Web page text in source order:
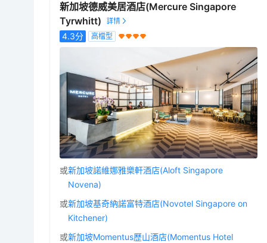
新加坡德威美居酒店(Mercure Singapore
Tyrwhitt)
4.3分 高檔型
或新加坡諾維娜雅樂軒酒店(Aloft Singapore
Novena)
或新加坡基奇納諾富特酒店(Novotel Singapore on
Kitchener)
或新加坡Momentus歷山酒店(Momentus Hotel